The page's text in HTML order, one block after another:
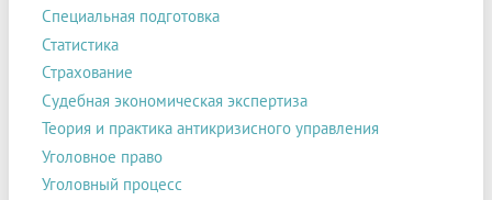
Специальная подготовка
Статистика
Страхование
Судебная экономическая экспертиза
Теория и практика антикризисного управления
Уголовное право
Уголовный процесс